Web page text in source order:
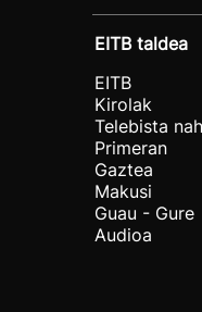
EITB taldea
EITB
Kirolak
Telebista
Primeran
Gaztea
Makusi
Guau - Gure
Audioa